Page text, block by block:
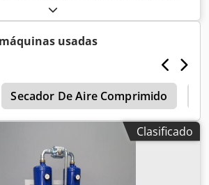
usadas
Secador De Aire Comprimido
Clasificado